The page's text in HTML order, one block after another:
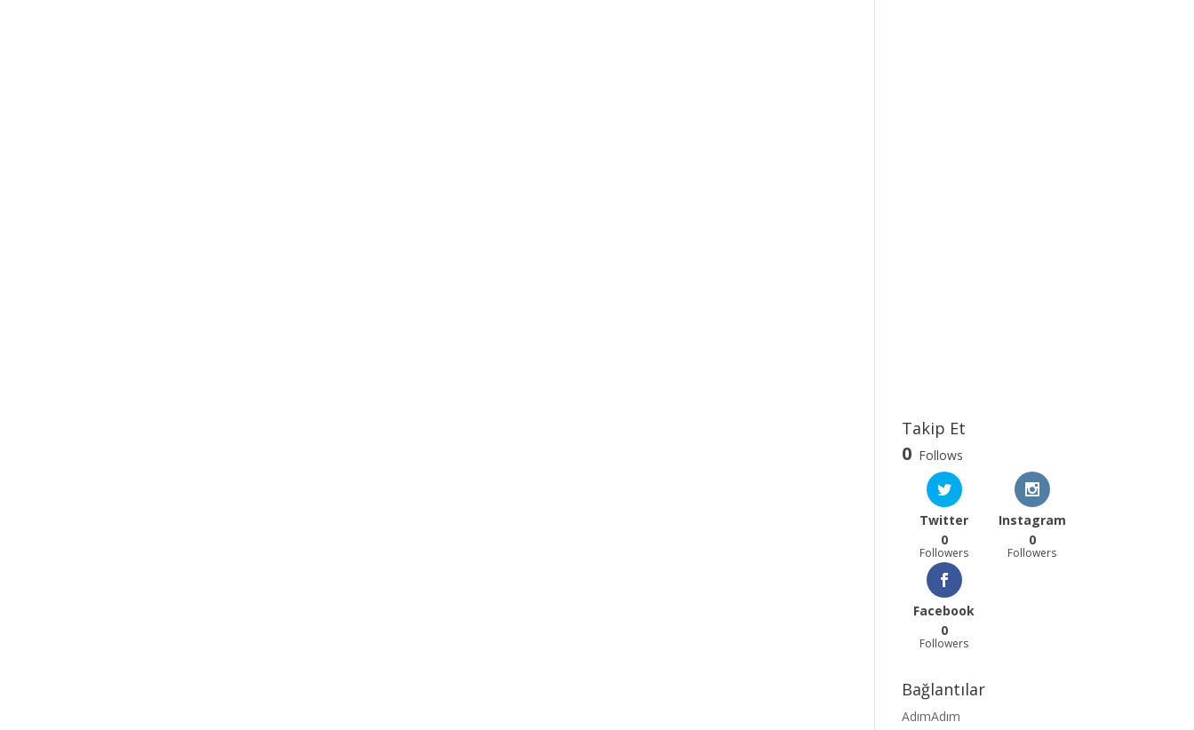
Takip Et
0 Follows
Twitter
0
Followers
Instagram
0
Followers
Facebook
0
Followers
Bağlantılar
AdımAdım